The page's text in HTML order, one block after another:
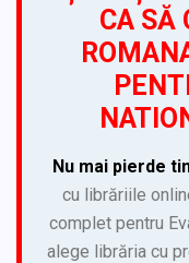
CA SĂ
Nu mai pierde
cu librăriile
complet pentru
alege librăria cu